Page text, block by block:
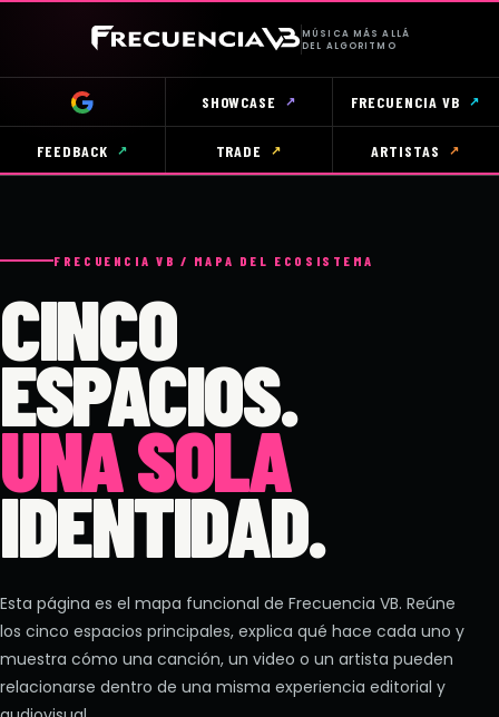
FRECUENCIA VB / MAPA DEL ECOSISTEMA
CINCO
ESPACIOS.
UNA SOLA
IDENTIDAD.
Esta página es el mapa funcional de Frecuencia VB. Reúne
los cinco espacios principales, explica qué hace cada uno y
muestra cómo una canción, un video o un artista pueden
relacionarse dentro de una misma experiencia editorial y